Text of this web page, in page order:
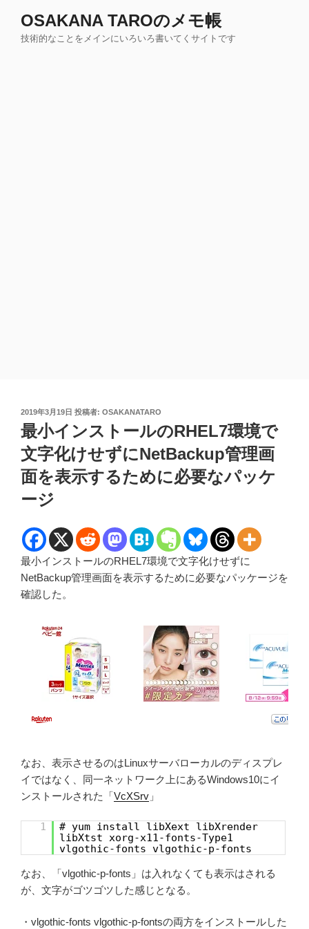
OSAKANA TAROのメモ帳
技術的なことをメインにいろいろ書いてくサイトです
投
稿
日:
2019年3月19日 投稿者: OSAKANATARO
最小インストールのRHEL7環境で
文字化けせずにNetBackup管理画
面を表示するために必要なパッケ
ージ
最小インストールのRHEL7環境で文字化けせずに
NetBackup管理画面を表示するために必要なパッケージを
確認した。
なお、表示させるのはLinuxサーバローカルのディスプレ
イではなく、同一ネットワーク上にあるWindows10にイ
ンストールされた「VcXSrv 」
1
# yum install libXext libXrender
libXtst xorg-x11-fonts-Type1
vlgothic-fonts vlgothic-p-fonts
なお、「vlgothic-p-fonts」は入れなくても表示はされる
が、文字がゴツゴツした感じとなる。
・vlgothic-fonts vlgothic-p-fontsの両方をインストールした